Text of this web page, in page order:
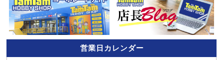
営業日カレンダー